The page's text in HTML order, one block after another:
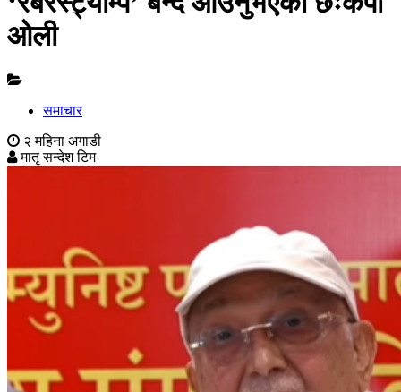
ओली
समाचार
२ महिना अगाडी
मातृ सन्देश टिम